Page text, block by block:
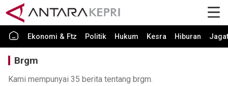
Ekonomi & Ftz Politik Hukum Kesra Hiburan Jagat
Brgm
Kami mempunyai 35 berita tentang brgm.